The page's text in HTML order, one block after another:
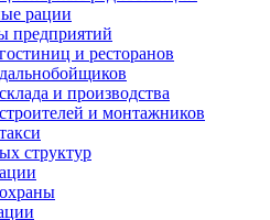
рации
предприятий
и ресторанов
и производства
и монтажников
структур